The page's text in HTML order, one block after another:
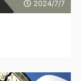
2024/7/7